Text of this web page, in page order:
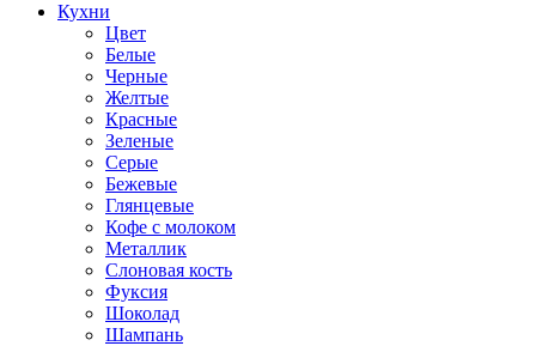
Кухни
Цвет
Белые
Черные
Желтые
Красные
Зеленые
Серые
Бежевые
Глянцевые
Кофе с молоком
Металлик
Слоновая кость
Фуксия
Шоколад
Шампань